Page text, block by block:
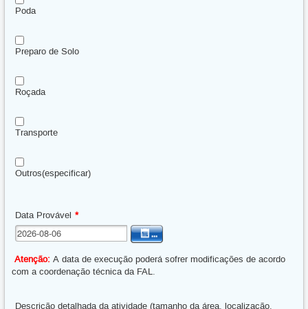
Poda
Preparo de Solo
Roçada
Transporte
Outros(especificar)
Data Provável *
...
Atenção: A data de execução poderá sofrer modificações de acordo
com a coordenação técnica da FAL.
Descrição detalhada da atividade (tamanho da área, localização,